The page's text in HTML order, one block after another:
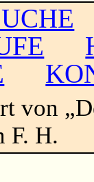
von
F. H.